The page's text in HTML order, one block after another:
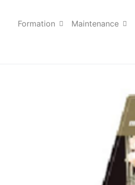
Formation Maintenance